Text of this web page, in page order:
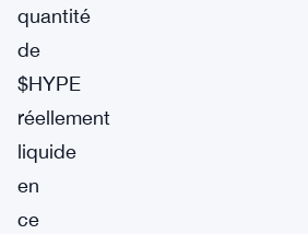
quantité
de
$HYPE
réellement
liquide
en
ce